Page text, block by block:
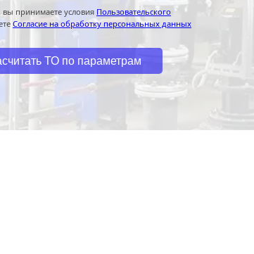
принимаете условия Пользовательского
Согласие на обработку персональных данных
ТО по параметрам